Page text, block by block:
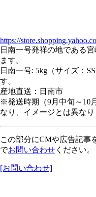
https://
日南一号発祥の地である
ます。
日南一号: 5kg（サイズ：
す。
産地直送：日南市
※発送時期（9月中旬～10
なり、イメージとは異なり
この部分にCMや広告記事
でお問い合わせ ください。
[お問い合わせ]